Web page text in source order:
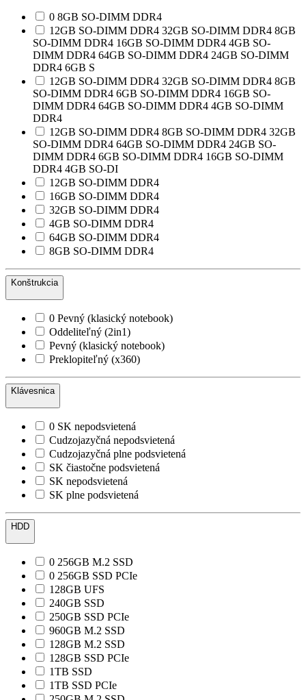
0 8GB SO-DIMM DDR4
12GB SO-DIMM DDR4 32GB SO-DIMM DDR4 8GB
SO-DIMM DDR4 16GB SO-DIMM DDR4 4GB SO-
DIMM DDR4 64GB SO-DIMM DDR4 24GB SO-DIMM
DDR4 6GB S
12GB SO-DIMM DDR4 32GB SO-DIMM DDR4 8GB
SO-DIMM DDR4 6GB SO-DIMM DDR4 16GB SO-
DIMM DDR4 64GB SO-DIMM DDR4 4GB SO-DIMM
DDR4
12GB SO-DIMM DDR4 8GB SO-DIMM DDR4 32GB
SO-DIMM DDR4 64GB SO-DIMM DDR4 24GB SO-
DIMM DDR4 6GB SO-DIMM DDR4 16GB SO-DIMM
DDR4 4GB SO-DI
12GB SO-DIMM DDR4
16GB SO-DIMM DDR4
32GB SO-DIMM DDR4
4GB SO-DIMM DDR4
64GB SO-DIMM DDR4
8GB SO-DIMM DDR4
Konštrukcia
0 Pevný (klasický notebook)
Oddeliteľný (2in1)
Pevný (klasický notebook)
Preklopiteľný (x360)
Klávesnica
0 SK nepodsvietená
Cudzojazyčná nepodsvietená
Cudzojazyčná plne podsvietená
SK čiastočne podsvietená
SK nepodsvietená
SK plne podsvietená
HDD
0 256GB M.2 SSD
0 256GB SSD PCIe
128GB UFS
240GB SSD
250GB SSD PCIe
960GB M.2 SSD
128GB M.2 SSD
128GB SSD PCIe
1TB SSD
1TB SSD PCIe